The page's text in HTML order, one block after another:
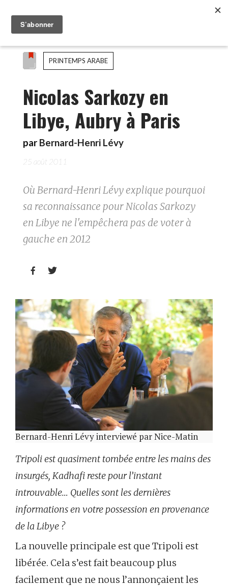
PRINTEMPS ARABE
Nicolas Sarkozy en
Libye, Aubry à Paris
par Bernard-Henri Lévy
25 août 2011
Où Bernard-Henri Lévy explique pourquoi
sa reconnaissance pour Nicolas Sarkozy
en Libye ne l'empêchera pas de voter à
gauche en 2012
 
Bernard-Henri Lévy interviewé par Nice-Matin
Tripoli est quasiment tombée entre les mains des
insurgés, Kadhafi reste pour l’instant
introuvable… Quelles sont les dernières
informations en votre possession en provenance
de la Libye ?
La nouvelle principale est que Tripoli est
libérée. Cela s’est fait beaucoup plus
facilement que ne nous l’annonçaient les